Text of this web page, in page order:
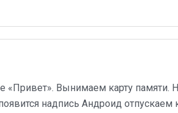
«Привет». Вынимаем карту
надпись Андроид